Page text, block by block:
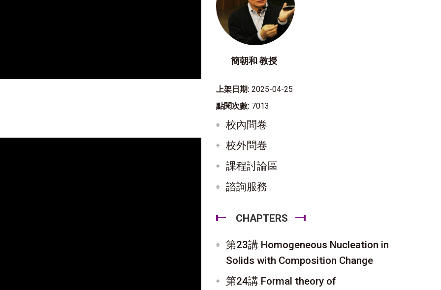
簡朝和 教授
上架日期: 2025-04-25
點閱次數: 7013
校內問卷
校外問卷
課程討論區
諮詢服務
CHAPTERS
第23講 Homogeneous Nucleation in
Solids with Composition Change
第24講 Formal theory of